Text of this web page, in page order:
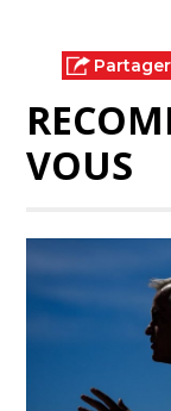
VOUS